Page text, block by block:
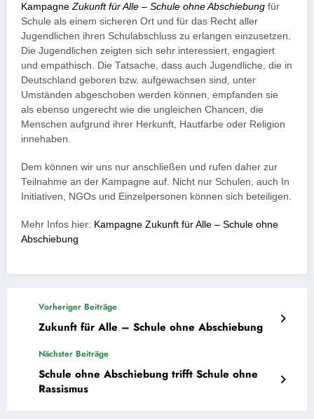
Kampagne Zukunft für Alle – Schule ohne Abschiebung für
Schule als einem sicheren Ort und für das Recht aller
Jugendlichen ihren Schulabschluss zu erlangen einzusetzen.
Die Jugendlichen zeigten sich sehr interessiert, engagiert
und empathisch. Die Tatsache, dass auch Jugendliche, die in
Deutschland geboren bzw. aufgewachsen sind, unter
Umständen abgeschoben werden können, empfanden sie
als ebenso ungerecht wie die ungleichen Chancen, die
Menschen aufgrund ihrer Herkunft, Hautfarbe oder Religion
innehaben.
Dem können wir uns nur anschließen und rufen daher zur
Teilnahme an der Kampagne auf. Nicht nur Schulen, auch In
Initiativen, NGOs und Einzelpersonen können sich beteiligen.
Mehr Infos hier: Kampagne Zukunft für Alle – Schule ohne
Abschiebung
Vorheriger Beiträge
Zukunft für Alle – Schule ohne Abschiebung
Nächster Beiträge
Schule ohne Abschiebung trifft Schule ohne
Rassismus